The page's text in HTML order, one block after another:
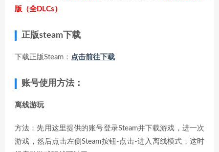
版（全DLCs）
正版steam下载
下载正版Steam： 点击前往下载
账号使用方法：
离线游玩
方法：先用这里提供的账号登录Steam并下载游戏，进一次
游戏，然后点击左侧Steam按钮-点击-进入离线模式，这时